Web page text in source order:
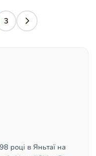
3
році в Яньтаї на